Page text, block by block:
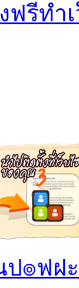
ฟรีทำ
๏ฟฝ